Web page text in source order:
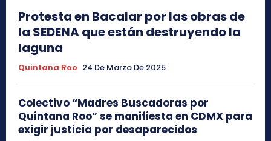
Protesta en Bacalar por las obras de
la SEDENA que están destruyendo la
laguna
Quintana Roo 24 De Marzo De 2025
Colectivo “Madres Buscadoras por
Quintana Roo” se manifiesta en CDMX para
exigir justicia por desaparecidos